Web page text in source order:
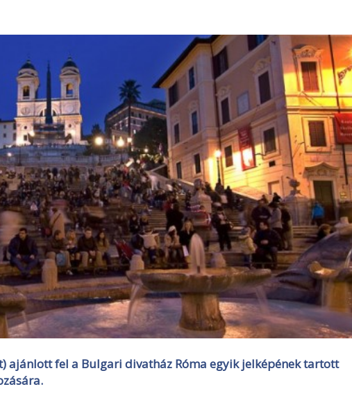
fel a Bulgari divatház Róma egyik jelképének tartott